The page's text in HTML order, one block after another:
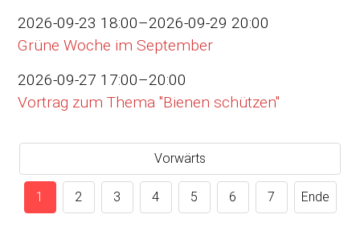
2026-09-23 18:00–2026-09-29 20:00
Grüne Woche im September
2026-09-27 17:00–20:00
Vortrag zum Thema "Bienen schützen"
Vorwärts
1 2 3 4 5 6 7 Ende